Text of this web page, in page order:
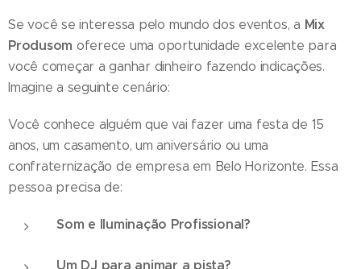
Se você se interessa pelo mundo dos eventos, a Mix
Produsom oferece uma oportunidade excelente para
você começar a ganhar dinheiro fazendo indicações.
Imagine a seguinte cenário:
Você conhece alguém que vai fazer uma festa de 15
anos, um casamento, um aniversário ou uma
confraternização de empresa em Belo Horizonte. Essa
pessoa precisa de:
Som e Iluminação Profissional?
Um DJ para animar a pista?